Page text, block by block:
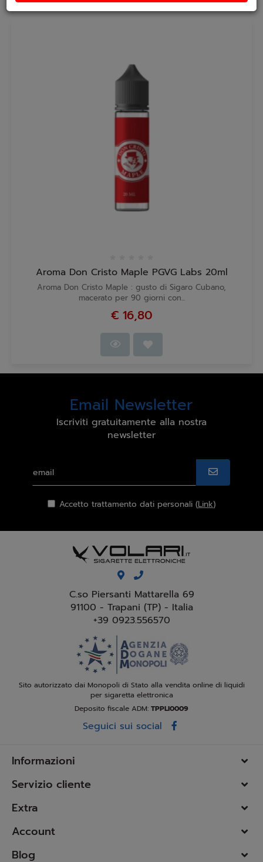
Aroma Don Cristo Maple PGVG Labs 20ml
Aroma Don Cristo Maple : gusto di Sigaro Cubano,
macerato per 90 giorni con...
€ 16,80
Email Newsletter
Iscriviti gratuitamente alla nostra
newsletter
Accetto trattamento dati personali (Link)
C.so Piersanti Mattarella 69
91100 - Trapani (TP) - Italia
+39 0923.556570
Sito autorizzato dai Monopoli di Stato alla vendita online di liquidi
per sigaretta elettronica
Deposito fiscale ADM: TPPLI0009
Seguici sui social
Informazioni
Servizio cliente
Extra
Account
Blog